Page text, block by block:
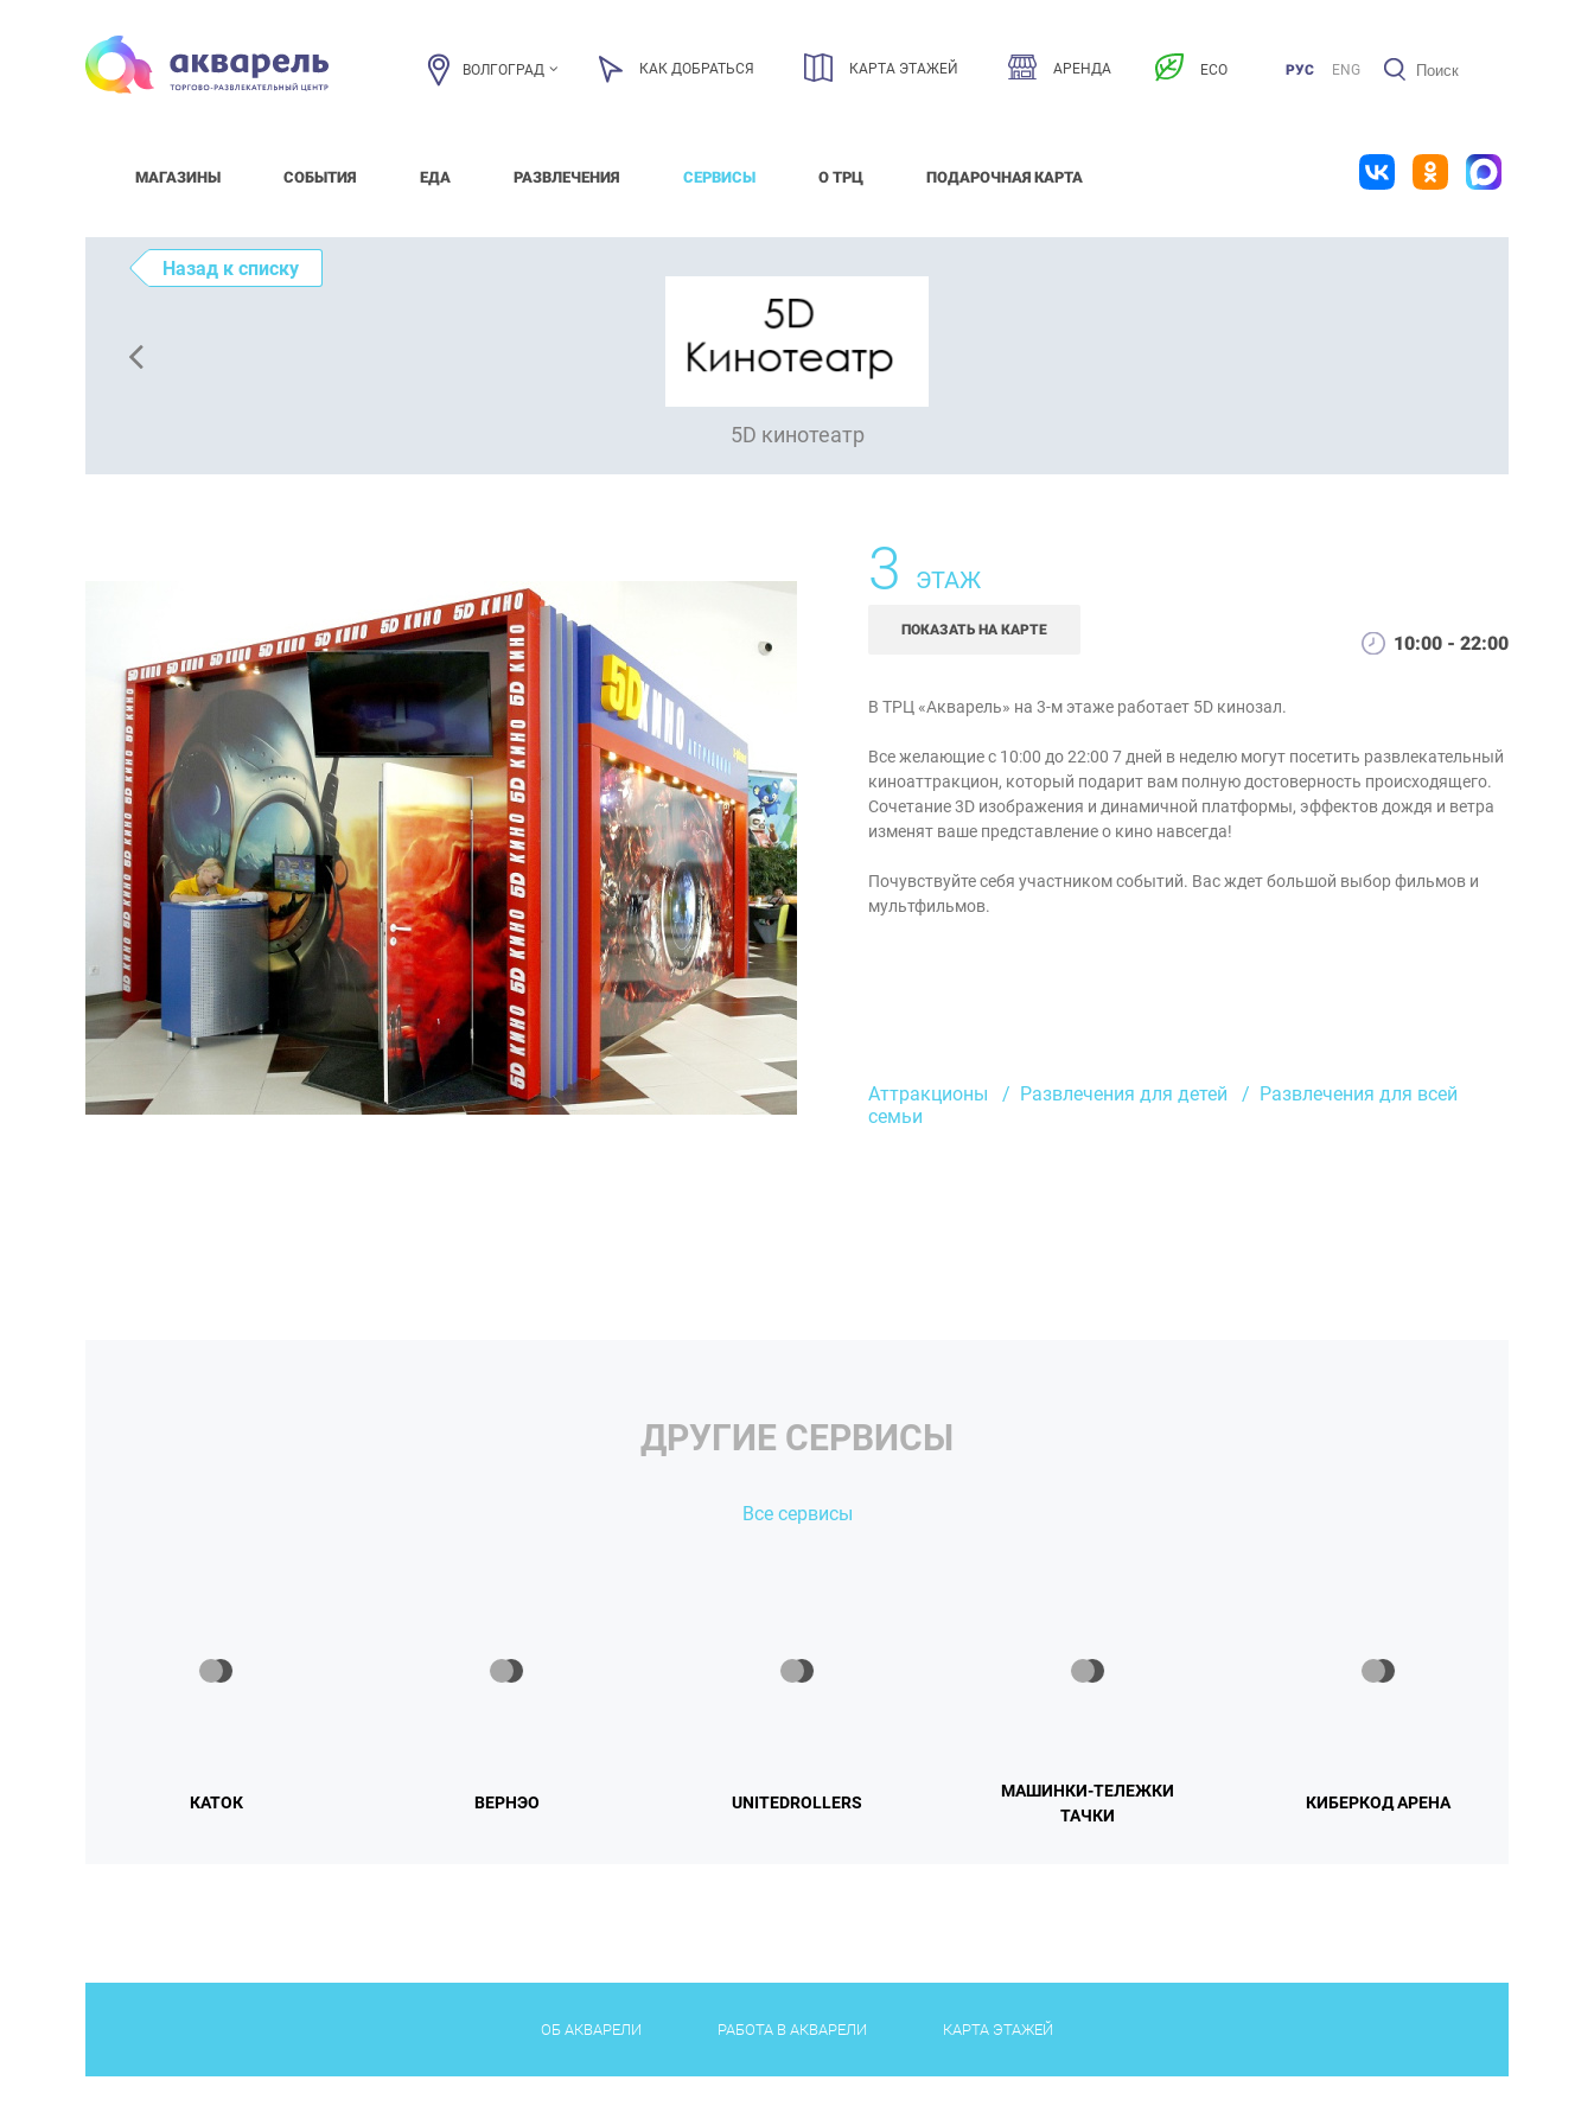
ВОЛГОГРАД КАК ДОБРАТЬСЯ КАРТА ЭТАЖЕЙ АРЕНДА ECO РУС ENG
МАГАЗИНЫ СОБЫТИЯ ЕДА РАЗВЛЕЧЕНИЯ СЕРВИСЫ О ТРЦ ПОДАРОЧНАЯ КАРТА
Назад к списку
5D кинотеатр
3 ЭТАЖ
ПОКАЗАТЬ НА КАРТЕ
10:00 - 22:00
В ТРЦ «Акварель» на 3-м этаже работает 5D кинозал.
Все желающие с 10:00 до 22:00 7 дней в неделю могут посетить развлекательный
киноаттракцион, который подарит вам полную достоверность происходящего.
Сочетание 3D изображения и динамичной платформы, эффектов дождя и ветра
изменят ваше представление о кино навсегда!
Почувствуйте себя участником событий. Вас ждет большой выбор фильмов и
мультфильмов.
Аттракционы Развлечения для детей
Развлечения для всей
семьи
ДРУГИЕ СЕРВИСЫ
Все сервисы
КАТОК ВЕРНЭО UNITEDROLLERS
МАШИНКИ-ТЕЛЕЖКИ
ТАЧКИ
КИБЕРКОД АРЕНА
ОБ АКВАРЕЛИ РАБОТА В АКВАРЕЛИ КАРТА ЭТАЖЕЙ